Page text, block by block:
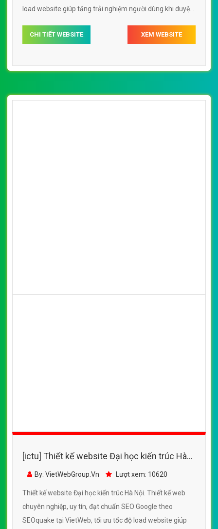
load website giúp tăng trải nghiệm người dùng khi duyệt
CHI TIẾT WEBSITE XEM WEBSITE
[ictu] Thiết kế website Đại học kiến trúc Hà
Nội đẹp SEO tốt
By: VietWebGroup.Vn Lượt xem: 10620
Thiết kế website Đại học kiến trúc Hà Nội. Thiết kế web
chuyên nghiệp, uy tín, đạt chuẩn SEO Google theo
SEOquake tại VietWeb, tối ưu tốc độ load website giúp